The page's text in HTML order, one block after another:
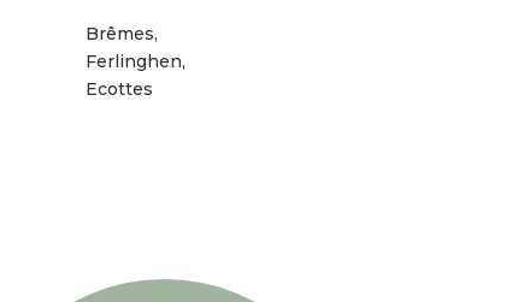
Brêmes,
Ferlinghen,
Ecottes